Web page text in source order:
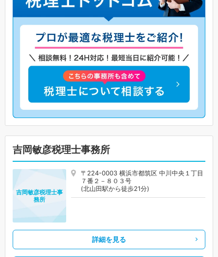
吉岡敏彦税理士事務所
〒224-0003 横浜市都筑区 中川中央１丁目
７番２－８０３号
(北山田駅から徒歩21分)
吉岡敏彦税理士事
務所
詳細を見る